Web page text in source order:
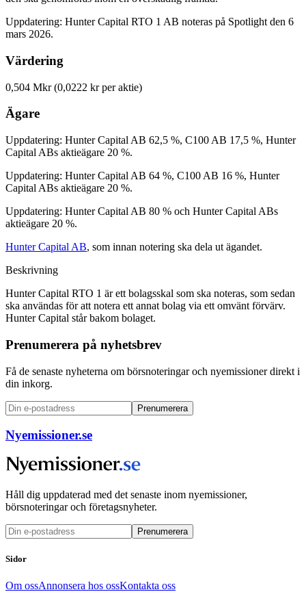
Uppdatering: Hunter Capital RTO 1 AB noteras på Spotlight den 6
mars 2026.
Värdering
0,504 Mkr (0,0222 kr per aktie)
Ägare
Uppdatering: Hunter Capital AB 62,5 %, C100 AB 17,5 %, Hunter
Capital ABs aktieägare 20 %.
Uppdatering: Hunter Capital AB 64 %, C100 AB 16 %, Hunter
Capital ABs aktieägare 20 %.
Uppdatering: Hunter Capital AB 80 % och Hunter Capital ABs
aktieägare 20 %.
Hunter Capital AB, som innan notering ska dela ut ägandet.
Beskrivning
Hunter Capital RTO 1 är ett bolagsskal som ska noteras, som sedan
ska användas för att notera ett annat bolag via ett omvänt förvärv.
Hunter Capital står bakom bolaget.
Prenumerera på nyhetsbrev
Få de senaste nyheterna om börsnoteringar och nyemissioner direkt i
din inkorg.
Prenumerera
Nyemissioner.se
Håll dig uppdaterad med det senaste inom nyemissioner,
börsnoteringar och företagsnyheter.
Prenumerera
Sidor
Om ossAnnonsera hos ossKontakta oss